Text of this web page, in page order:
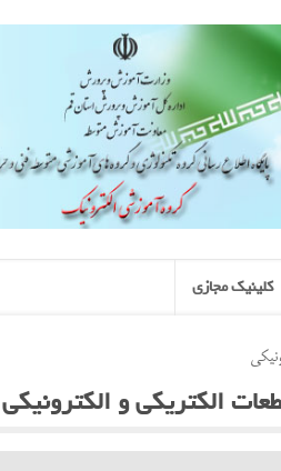
کلینیک مجازی
الکتریکی و الکترونیکی